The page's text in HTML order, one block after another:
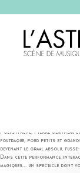
Polystyrène, Pierre Jeanneau
foutraque, pour petits et
devenant le graal absolu,
Dans cette performance
magiques… un spectacle dont